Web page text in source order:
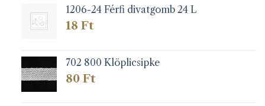
1206-24 Férfi divatgomb 24 L
18 Ft
702 800 Klöplicsipke
80 Ft